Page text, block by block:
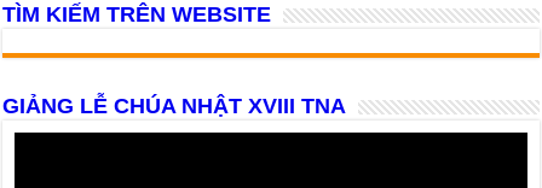
TÌM KIẾM TRÊN WEBSITE
GIẢNG LỄ CHÚA NHẬT XVIII TNA